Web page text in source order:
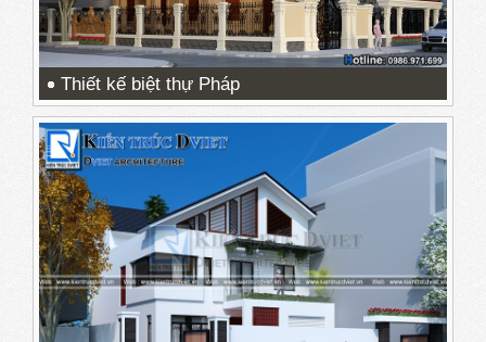
Thiết kế biệt thự Pháp